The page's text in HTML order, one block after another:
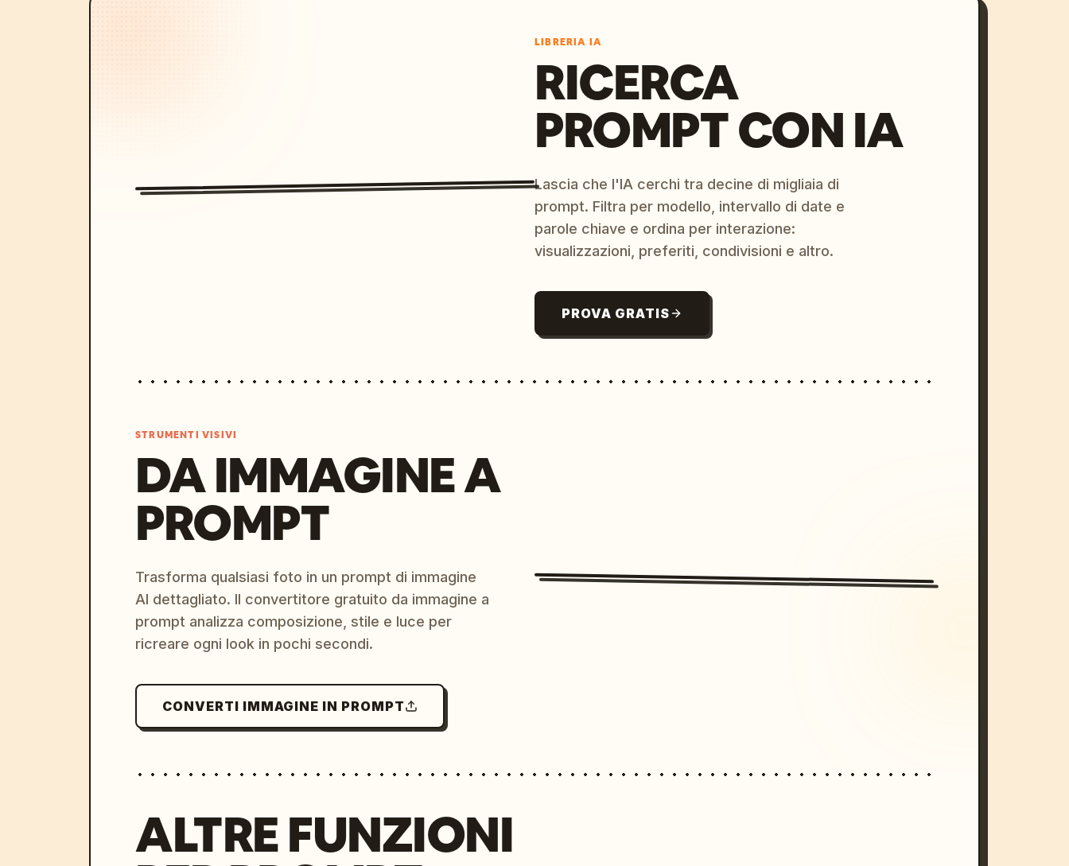
LIBRERIA IA
RICERCA
PROMPT CON IA
Lascia che l'IA cerchi tra decine di migliaia di
prompt. Filtra per modello, intervallo di date e
parole chiave e ordina per interazione:
visualizzazioni, preferiti, condivisioni e altro.
PROVA GRATIS
STRUMENTI VISIVI
DA IMMAGINE A
PROMPT
Trasforma qualsiasi foto in un prompt di immagine
AI dettagliato. Il convertitore gratuito da immagine a
prompt analizza composizione, stile e luce per
ricreare ogni look in pochi secondi.
CONVERTI IMMAGINE IN PROMPT
ALTRE FUNZIONI